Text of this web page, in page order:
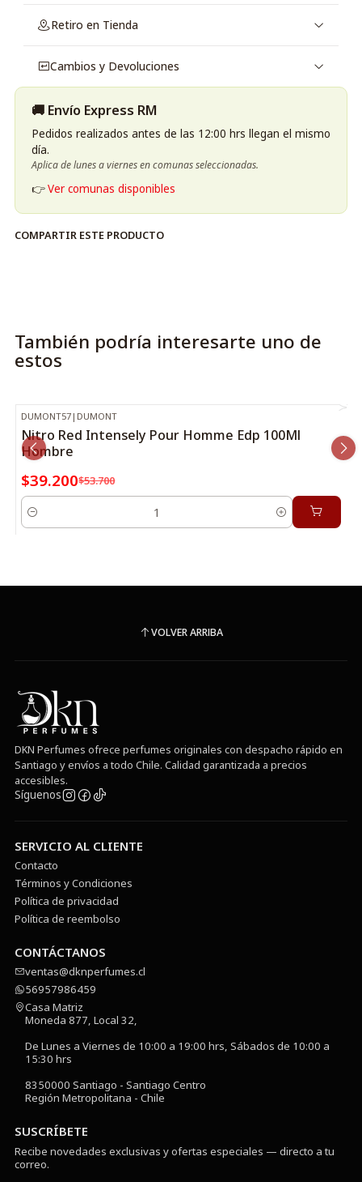
Presentación estándar y fácil de llevar que combina
capacidad y versatilidad.
Ideal como opción personal o para regalar a quienes
buscan una fragancia masculina en formato EDP.
Palabras clave SEO: Nitro Gold Dumont, Pour Homme,
EDP, 100 ml, perfume hombr
Nitro Gold Dumont Pour Homme Edp 100Ml Hombre
Retiro en Tienda
Cambios y Devoluciones
🚚 Envío Express RM
Pedidos realizados antes de las 12:00 hrs llegan el mismo
día.
Aplica de lunes a viernes en comunas seleccionadas.
👉Ver comunas disponibles
COMPARTIR ESTE PRODUCTO
También podría interesarte uno de
estos
-27% OFF
DUMONT57 | DUMONT
Nitro Red Intensely Pour Homme Edp 100Ml
Hombre
$39.200$53.700
Cantidad
VOLVER ARRIBA
DKN Perfumes ofrece perfumes originales con despacho rápido en
Santiago y envíos a todo Chile. Calidad garantizada a precios
accesibles.
Síguenos
SERVICIO AL CLIENTE
Contacto
Términos y Condiciones
Política de privacidad
Política de reembolso
CONTÁCTANOS
ventas@dknperfumes.cl
56957986459
Casa Matriz
Moneda 877, Local 32,
De Lunes a Viernes de 10:00 a 19:00 hrs, Sábados de 10:00 a
15:30 hrs
8350000 Santiago - Santiago Centro
Región Metropolitana - Chile
SUSCRÍBETE
Recibe novedades exclusivas y ofertas especiales — directo a tu
correo.